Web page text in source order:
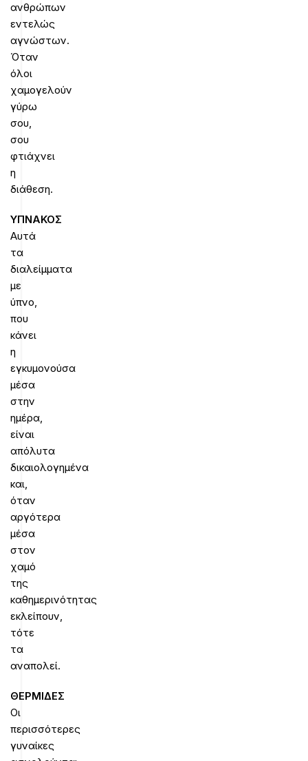
ανθρώπων
εντελώς
αγνώστων.
Όταν
όλοι
χαμογελούν
γύρω
σου,
σου
φτιάχνει
η
διάθεση.
ΥΠΝΑΚΟΣ
Αυτά
τα
διαλείμματα
με
ύπνο,
που
κάνει
η
εγκυμονούσα
μέσα
στην
ημέρα,
είναι
απόλυτα
δικαιολογημένα
και,
όταν
αργότερα
μέσα
στον
χαμό
της
καθημερινότητας
εκλείπουν,
τότε
τα
αναπολεί.
ΘΕΡΜΙΔΕΣ
Οι
περισσότερες
γυναίκες